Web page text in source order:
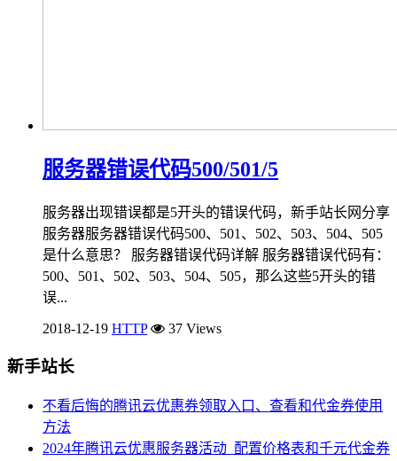
服务器错误代码500/501/5
服务器出现错误都是5开头的错误代码，新手站长网分享
服务器服务器错误代码500、501、502、503、504、505
是什么意思？ 服务器错误代码详解 服务器错误代码有：
500、501、502、503、504、505，那么这些5开头的错
误...
2018-12-19 HTTP 37 Views
新手站长
不看后悔的腾讯云优惠券领取入口、查看和代金券使用
方法
2024年腾讯云优惠服务器活动_配置价格表和千元代金券